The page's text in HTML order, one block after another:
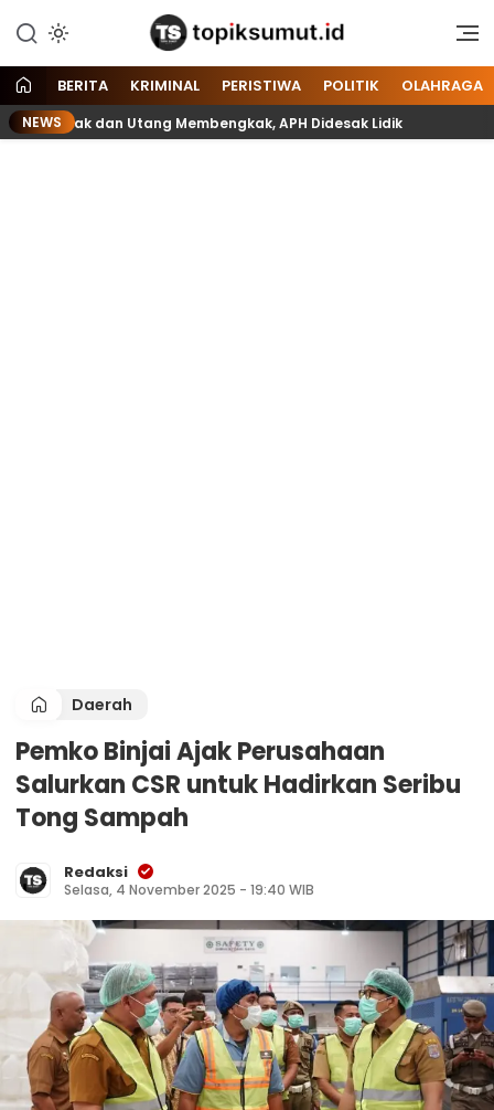
Topik Sumut
Memberitakan Seputar
dan Nasional
BERITA KRIMINAL PERISTIWA POLITIK OLAHRAGA
NEWS
dan Utang Membengkak, APH Didesak Lidik
Daerah
Pemko Binjai Ajak Perusahaan
Salurkan CSR untuk Hadirkan Seribu
Tong Sampah
Redaksi
Selasa, 4 November 2025 - 19:40 WIB